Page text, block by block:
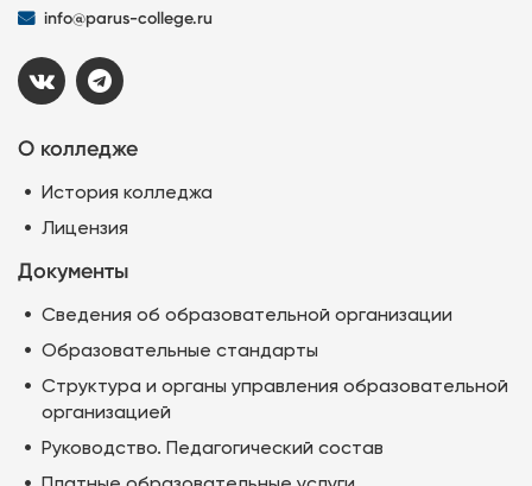
info@parus-college.ru
О колледже
История колледжа
Лицензия
Документы
Сведения об образовательной организации
Образовательные стандарты
Структура и органы управления образовательной
организацией
Руководство. Педагогический состав